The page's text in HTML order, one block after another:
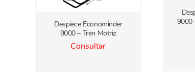
Despiece Econominder
9000 – Tren Motriz
Consultar
9000